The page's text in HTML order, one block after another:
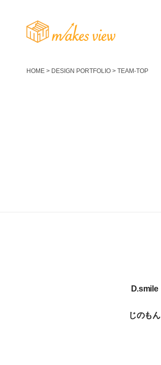
HOME > DESIGN PORTFOLIO > TEAM-TOP
D.smile
じのもん